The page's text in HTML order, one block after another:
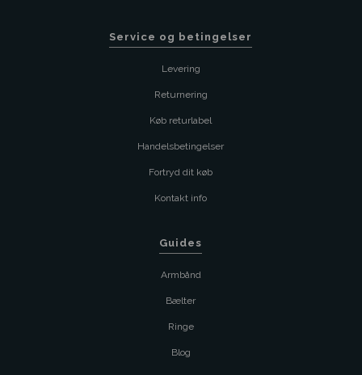
Service og betingelser
Levering
Returnering
Køb returlabel
Handelsbetingelser
Fortryd dit køb
Kontakt info
Guides
Armbånd
Bælter
Ringe
Blog